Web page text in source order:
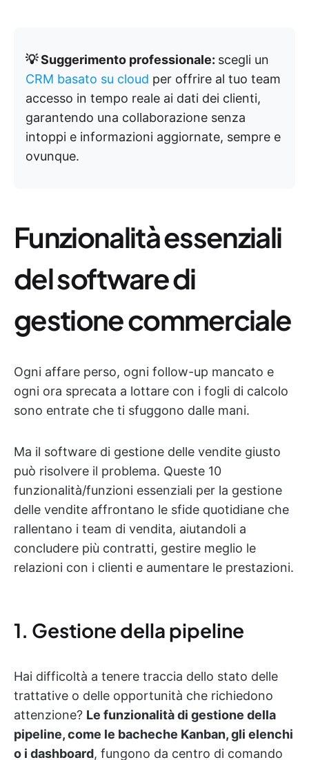
💡 Suggerimento professionale: scegli un
CRM basato su cloud per offrire al tuo team
accesso in tempo reale ai dati dei clienti,
garantendo una collaborazione senza
intoppi e informazioni aggiornate, sempre e
ovunque.
Funzionalità essenziali
del software di
gestione commerciale
Ogni affare perso, ogni follow-up mancato e
ogni ora sprecata a lottare con i fogli di calcolo
sono entrate che ti sfuggono dalle mani.
Ma il software di gestione delle vendite giusto
può risolvere il problema. Queste 10
funzionalità/funzioni essenziali per la gestione
delle vendite affrontano le sfide quotidiane che
rallentano i team di vendita, aiutandoli a
concludere più contratti, gestire meglio le
relazioni con i clienti e aumentare le prestazioni.
1. Gestione della pipeline
Hai difficoltà a tenere traccia dello stato delle
trattative o delle opportunità che richiedono
attenzione? Le funzionalità di gestione della
pipeline, come le bacheche Kanban, gli elenchi
o i dashboard, fungono da centro di comando